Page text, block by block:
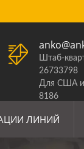
Штаб-
26733798
Для США и
8186
ЛИНИЙ